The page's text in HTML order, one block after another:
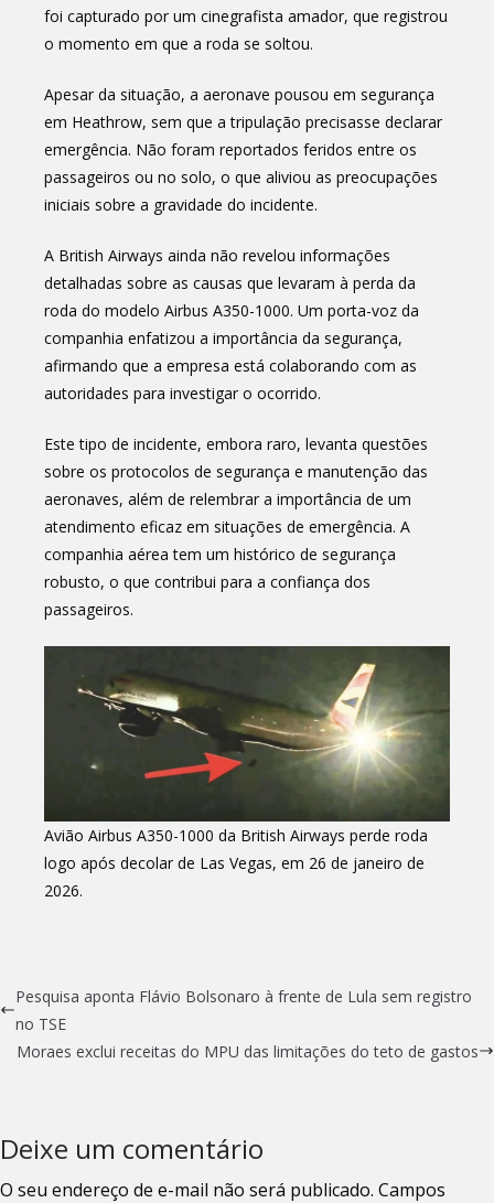
foi capturado por um cinegrafista amador, que registrou
o momento em que a roda se soltou.
Apesar da situação, a aeronave pousou em segurança
em Heathrow, sem que a tripulação precisasse declarar
emergência. Não foram reportados feridos entre os
passageiros ou no solo, o que aliviou as preocupações
iniciais sobre a gravidade do incidente.
A British Airways ainda não revelou informações
detalhadas sobre as causas que levaram à perda da
roda do modelo Airbus A350-1000. Um porta-voz da
companhia enfatizou a importância da segurança,
afirmando que a empresa está colaborando com as
autoridades para investigar o ocorrido.
Este tipo de incidente, embora raro, levanta questões
sobre os protocolos de segurança e manutenção das
aeronaves, além de relembrar a importância de um
atendimento eficaz em situações de emergência. A
companhia aérea tem um histórico de segurança
robusto, o que contribui para a confiança dos
passageiros.
Avião Airbus A350-1000 da British Airways perde roda
logo após decolar de Las Vegas, em 26 de janeiro de
2026.
Pesquisa aponta Flávio Bolsonaro à frente de Lula sem registro
no TSE
Moraes exclui receitas do MPU das limitações do teto de gastos
Deixe um comentário
O seu endereço de e-mail não será publicado. Campos